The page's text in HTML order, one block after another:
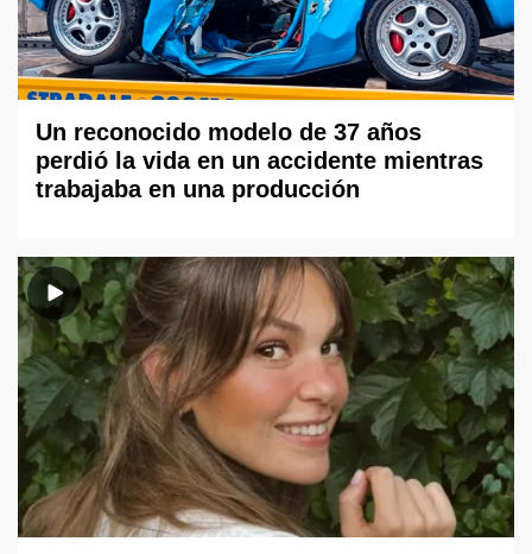
Un reconocido modelo de 37 años
perdió la vida en un accidente mientras
trabajaba en una producción